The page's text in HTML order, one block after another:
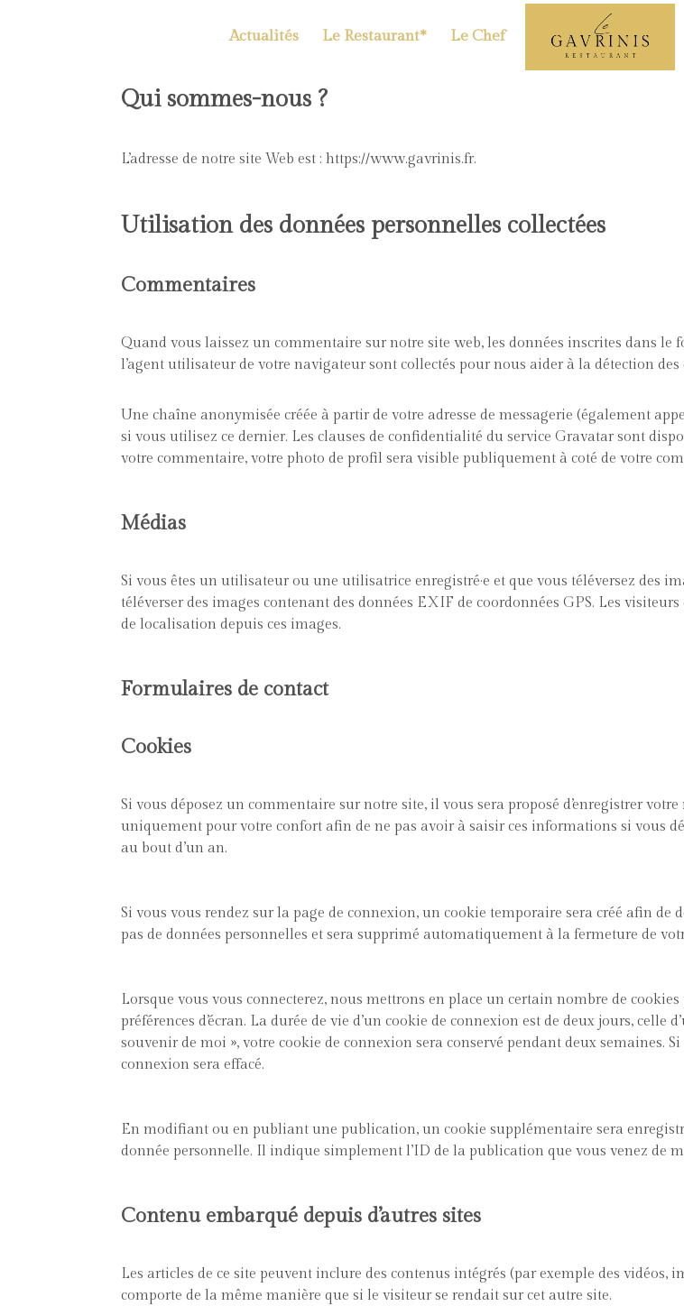
Actualités Le Restaurant* Le Chef
Qui sommes-nous ?
L’adresse de notre site Web est : https://www.gavrinis.fr.
Utilisation des données personnelles collectées
Commentaires
Quand vous laissez un commentaire sur notre site web, les données inscrites dans
l’agent utilisateur de votre navigateur sont collectés pour nous aider à la détection
Une chaîne anonymisée créée à partir de votre adresse de messagerie (également
si vous utilisez ce dernier. Les clauses de confidentialité du service Gravatar sont
votre commentaire, votre photo de profil sera visible publiquement à coté de votre
Médias
Si vous êtes un utilisateur ou une utilisatrice enregistré·e et que vous téléversez des
téléverser des images contenant des données EXIF de coordonnées GPS. Les
de localisation depuis ces images.
Formulaires de contact
Cookies
Si vous déposez un commentaire sur notre site, il vous sera proposé d’enregistrer
uniquement pour votre confort afin de ne pas avoir à saisir ces informations si vous
au bout d’un an.
Si vous vous rendez sur la page de connexion, un cookie temporaire sera créé afin
pas de données personnelles et sera supprimé automatiquement à la fermeture de
Lorsque vous vous connecterez, nous mettrons en place un certain nombre de
préférences d’écran. La durée de vie d’un cookie de connexion est de deux jours, celle
souvenir de moi », votre cookie de connexion sera conservé pendant deux semaines.
connexion sera effacé.
En modifiant ou en publiant une publication, un cookie supplémentaire sera
donnée personnelle. Il indique simplement l’ID de la publication que vous venez de
Contenu embarqué depuis d’autres sites
Les articles de ce site peuvent inclure des contenus intégrés (par exemple des vidéos,
comporte de la même manière que si le visiteur se rendait sur cet autre site.